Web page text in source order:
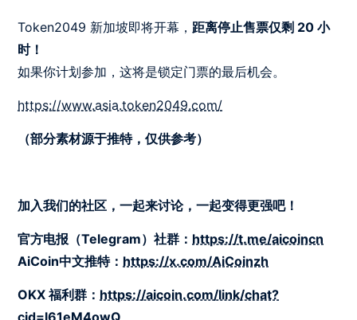
Token2049 新加坡即将开幕， 距离停止售票仅剩 20 小
时！
如果你计划参加，这将是锁定门票的最后机会。
https://www.asia.token2049.com/
（部分素材源于推特，仅供参考）
加入我们的社区，一起来讨论，一起变得更强吧！
官方电报（Telegram）社群： https://t.me/aicoincn
AiCoin中文推特： https://x.com/AiCoinzh
OKX 福利群： https://aicoin.com/link/chat?
cid=l61eM4owQ